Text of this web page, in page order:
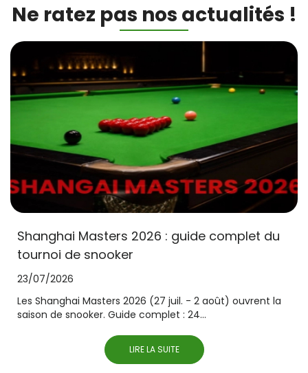
Ne ratez pas nos actualités !
Shanghai Masters 2026 : guide complet du
tournoi de snooker
23/07/2026
Les Shanghai Masters 2026 (27 juil. - 2 août) ouvrent la
saison de snooker. Guide complet : 24...
LIRE LA SUITE